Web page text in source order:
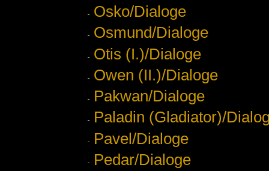
Osko/Dialoge
Osmund/Dialoge
Otis (I.)/Dialoge
Owen (II.)/Dialoge
Pakwan/Dialoge
Paladin (Gladiator)/
Pavel/Dialoge
Pedar/Dialoge